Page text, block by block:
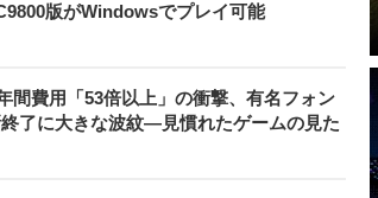
版がWindowsでプレイ可能
費用「53倍以上」の衝撃、有名フォン
了に大きな波紋―見慣れたゲームの見た